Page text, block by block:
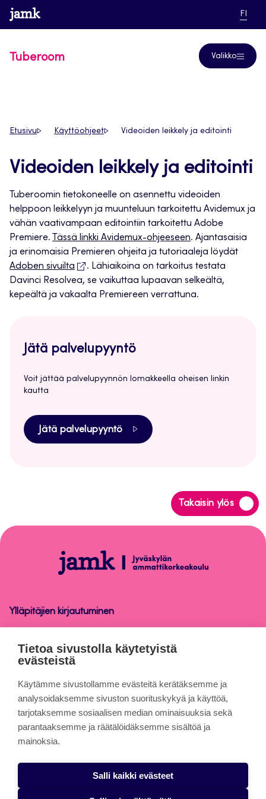
Siirry
suoraan
www.jamk.fi linkkiFI
Tuberoom Valikko
Etusivu Käyttöohjeet Videoiden leikkely ja editointi
Videoiden leikkely ja editointi
Tuberoomin tietokoneelle on asennettu videoiden
helppoon leikkelyyn ja muunteluun tarkoitettu Avidemux ja
vähän vaativampaan editointiin tarkoitettu Adobe
Premiere. Tässä linkki Avidemux-ohjeeseen. Ajantasaisia
ja erinomaisia Premieren ohjeita ja tutoriaaleja löydät
Adoben sivuilta
. Lähiaikoina on tarkoitus testata
Davinci Resolvea, se vaikuttaa lupaavan selkeältä,
kepeältä ja vakaalta Premiereen verrattuna.
Jätä palvelupyyntö
Voit jättää palvelupyynnön lomakkeella oheisen linkin
kautta
Jätä palvelupyyntö
Takaisin ylös
Siirry
takaisin
Tuberoom
Ylläpitäjien kirjautuminen
Tuberoom
Tietoa sivuista
Evästeet
Saavutettavuusseloste
Tietosuojaseloste
Alasottoilmoitus
Tietoa sivustolla käytetyistä
evästeistä
Käytämme sivustollamme evästeitä kerätäksemme ja
analysoidaksemme sivuston suorituskykyä ja käyttöä,
tarjotaksemme sosiaalisen median ominaisuuksia sekä
parantaaksemme ja räätälöidäksemme sisältöä ja
mainoksia.
Salli kaikki evästeet